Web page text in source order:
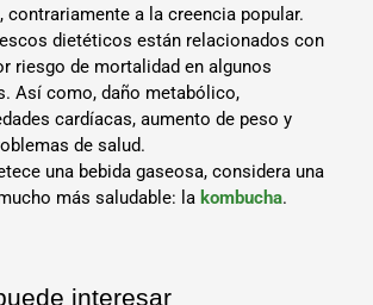
contrariamente a la creencia popular.
dietéticos están relacionados con
riesgo de mortalidad en algunos
Así como, daño metabólico,
cardíacas, aumento de peso y
de salud.
una bebida gaseosa, considera una
más saludable: la kombucha.
interesar